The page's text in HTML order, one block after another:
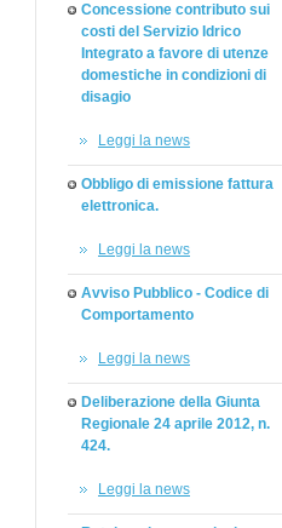
Concessione contributo sui
costi del Servizio Idrico
Integrato a favore di utenze
domestiche in condizioni di
disagio
Leggi la news
Obbligo di emissione fattura
elettronica.
Leggi la news
Avviso Pubblico - Codice di
Comportamento
Leggi la news
Deliberazione della Giunta
Regionale 24 aprile 2012, n.
424.
Leggi la news